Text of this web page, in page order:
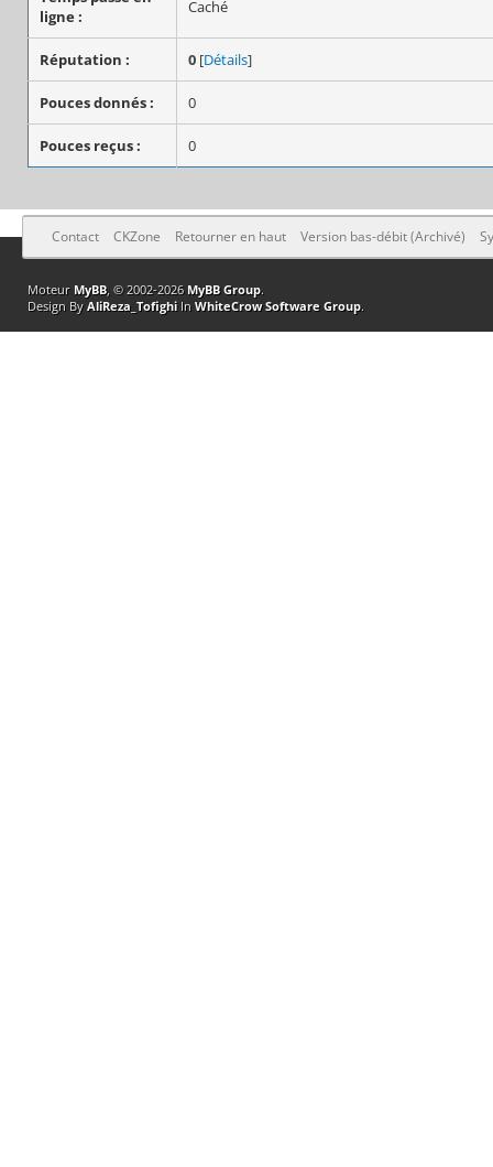
ligne :
Caché
Réputation : 0 [Détails]
Pouces donnés : 0
Pouces reçus : 0
Contact CKZone Retourner en haut Version bas-débit (Archivé)
Moteur MyBB, © 2002-2026 MyBB Group.
Design By AliReza_TofighiIn WhiteCrow Software Group.